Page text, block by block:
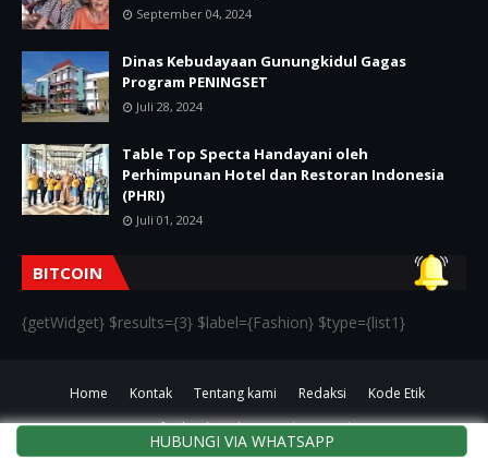
HUBUNGI VIA WHATSAPP
September 04, 2024
Dinas Kebudayaan Gunungkidul Gagas
Program PENINGSET
Juli 28, 2024
Table Top Specta Handayani oleh
Perhimpunan Hotel dan Restoran Indonesia
(PHRI)
Juli 01, 2024
BITCOIN
{getWidget} $results={3} $label={Fashion} $type={list1}
Home Kontak Tentang kami Redaksi
Kode Etik
Crafted with
byTemplatesYard